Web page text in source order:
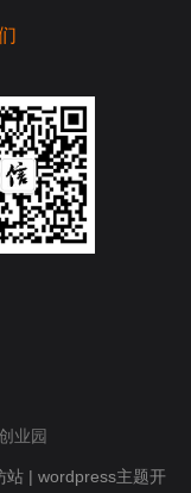
业园
站 |wordpress主题开